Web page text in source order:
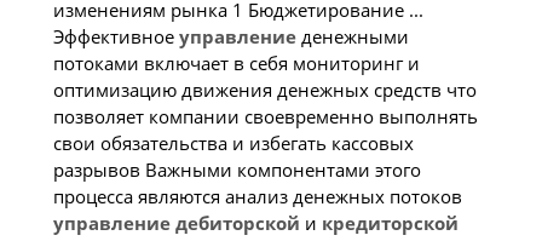
изменениям рынка 1 Бюджетирование ...
Эффективное управлениеденежными
потоками включает в себя мониторинг и
оптимизацию движения денежных средств что
позволяет компании своевременно выполнять
свои обязательства и избегать кассовых
разрывов Важными компонентами этого
процесса являются анализ денежных потоков
управление дебиторской и кредиторской